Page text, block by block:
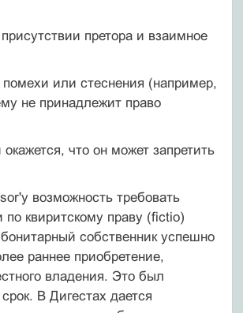
претора и взаимное
или стеснения (например,
не принадлежит право
что он может запретить
возможность требовать
квиритскому праву (fictio)
собственник успешно
раннее приобретение,
владения. Это был
В Дигестах дается